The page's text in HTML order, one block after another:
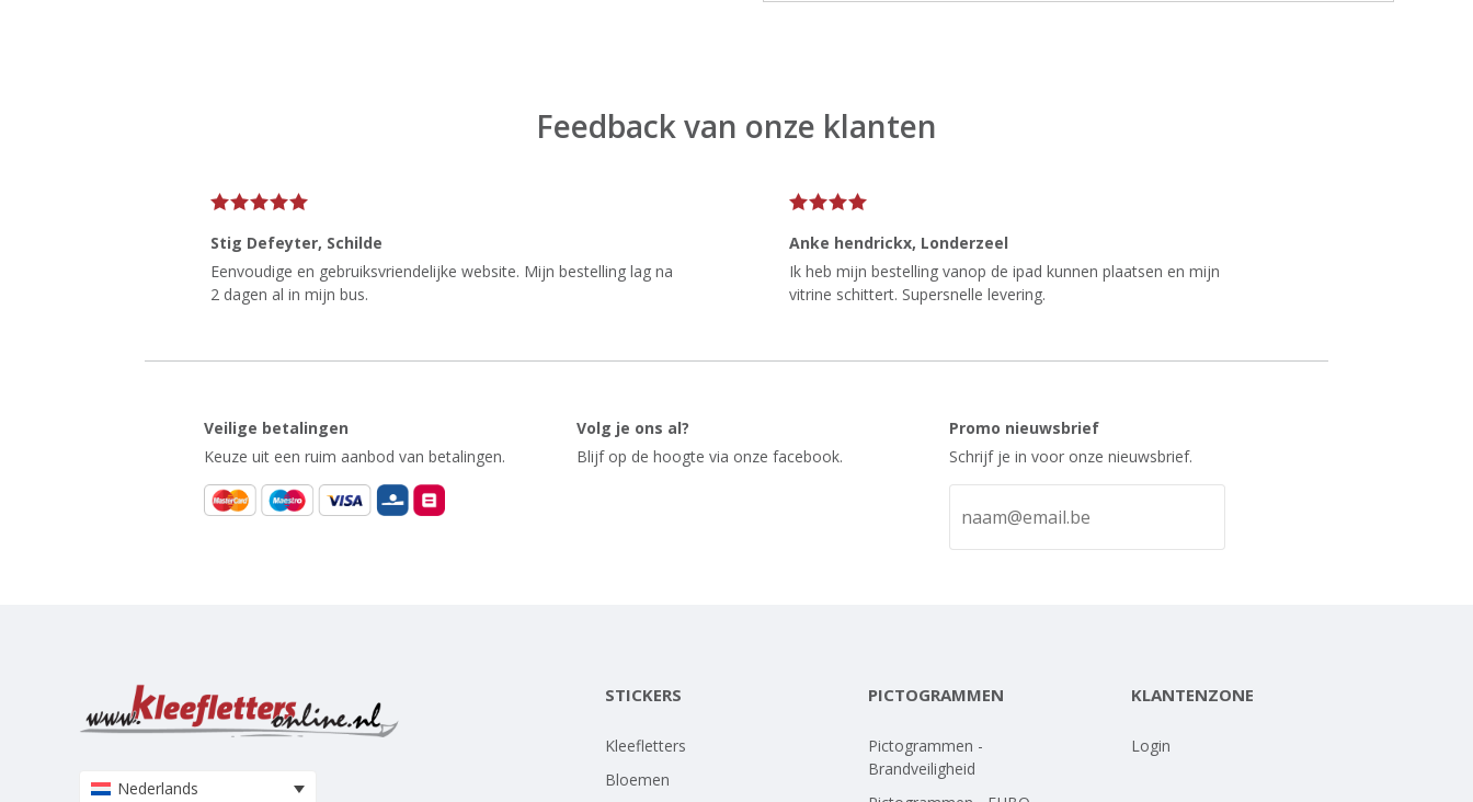
Feedback van onze klanten
Stig Defeyter, Schilde
Eenvoudige en gebruiksvriendelijke website. Mijn bestelling lag na
2 dagen al in mijn bus.
Anke hendrickx, Londerzeel
Ik heb mijn bestelling vanop de ipad kunnen plaatsen en mijn
vitrine schittert. Supersnelle levering.
Veilige betalingen
Keuze uit een ruim aanbod van betalingen.
Volg je ons al?
Blijf op de hoogte via onze facebook.
Promo nieuwsbrief
Schrijf je in voor onze nieuwsbrief.
Nederlands
STICKERS
Kleefletters
Bloemen
PICTOGRAMMEN
Pictogrammen -
Brandveiligheid
KLANTENZONE
Login